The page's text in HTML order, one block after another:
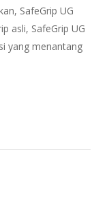
SafeGrip UG
asli, SafeGrip UG
yang menantang